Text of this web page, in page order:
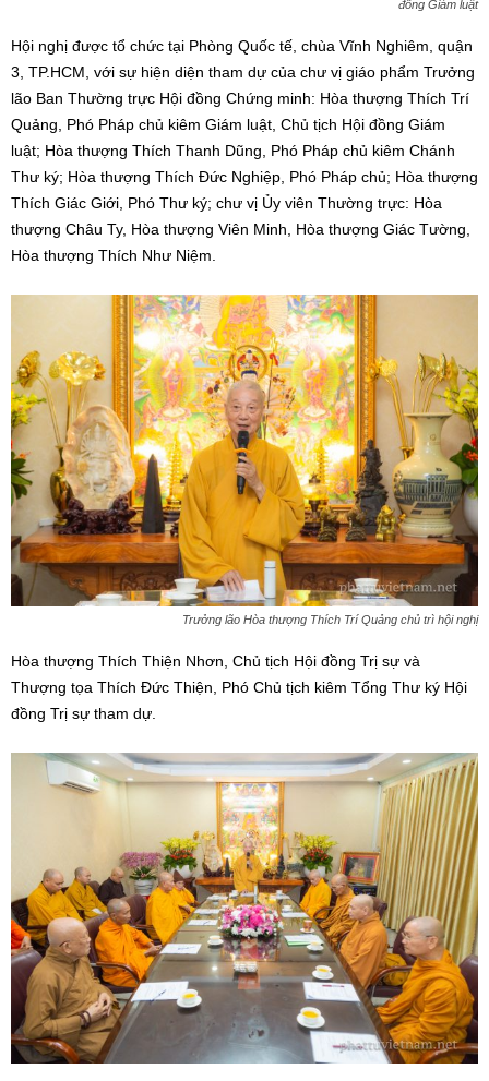
đồng Giám luật
Hội nghị được tổ chức tại Phòng Quốc tế, chùa Vĩnh Nghiêm, quận
3, TP.HCM, với sự hiện diện tham dự của chư vị giáo phẩm Trưởng
lão Ban Thường trực Hội đồng Chứng minh: Hòa thượng Thích Trí
Quảng, Phó Pháp chủ kiêm Giám luật, Chủ tịch Hội đồng Giám
luật; Hòa thượng Thích Thanh Dũng, Phó Pháp chủ kiêm Chánh
Thư ký; Hòa thượng Thích Đức Nghiệp, Phó Pháp chủ; Hòa thượng
Thích Giác Giới, Phó Thư ký; chư vị Ủy viên Thường trực: Hòa
thượng Châu Ty, Hòa thượng Viên Minh, Hòa thượng Giác Tường,
Hòa thượng Thích Như Niệm.
Trưởng lão Hòa thượng Thích Trí Quảng chủ trì hội nghị
Hòa thượng Thích Thiện Nhơn, Chủ tịch Hội đồng Trị sự và
Thượng tọa Thích Đức Thiện, Phó Chủ tịch kiêm Tổng Thư ký Hội
đồng Trị sự tham dự.